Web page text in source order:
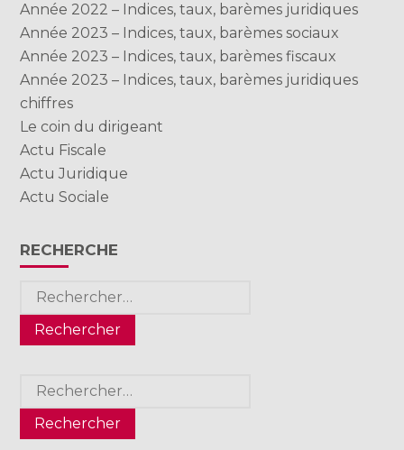
Année 2022 – Indices, taux, barèmes juridiques
Année 2023 – Indices, taux, barèmes sociaux
Année 2023 – Indices, taux, barèmes fiscaux
Année 2023 – Indices, taux, barèmes juridiques
chiffres
Le coin du dirigeant
Actu Fiscale
Actu Juridique
Actu Sociale
RECHERCHE
Rechercher :
Rechercher :